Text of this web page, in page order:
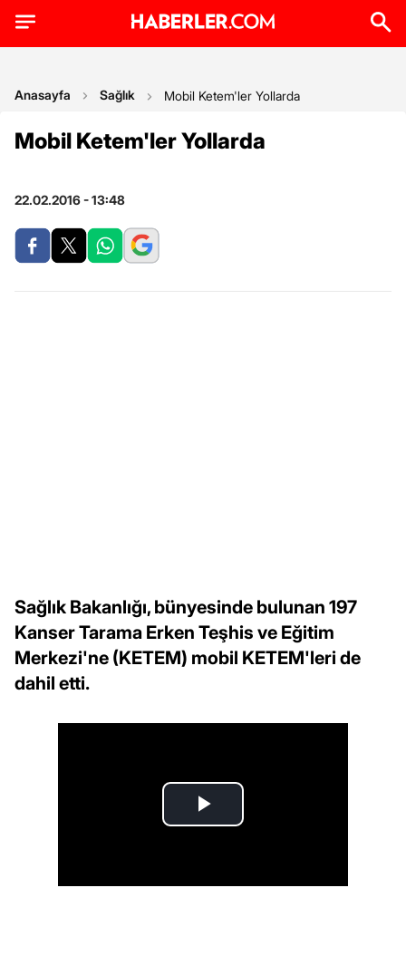
Anasayfa Sağlık Mobil Ketem'ler Yollarda
Mobil Ketem'ler Yollarda
22.02.2016 - 13:48
Sağlık Bakanlığı, bünyesinde bulunan 197
Kanser Tarama Erken Teşhis ve Eğitim
Merkezi'ne (KETEM) mobil KETEM'leri de
dahil etti.